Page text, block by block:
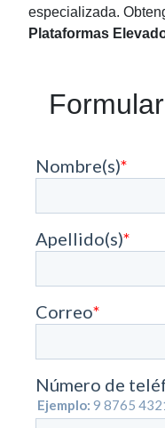
especializada.
Plataformas